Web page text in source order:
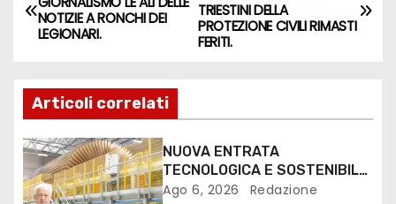
TRIESTINI DELLA
PROTEZIONE CIVILI RIMASTI
FERITI.
NOTIZIE A RONCHI DEI
LEGIONARI.
Articoli correlati
NUOVA ENTRATA
TECNOLOGICA E SOSTENIBILE
PER I MEZZI PESANTI ALLA
Ago 6, 2026 Redazione